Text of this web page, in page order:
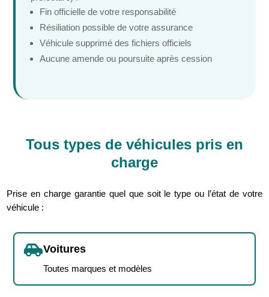
Fin officielle de votre responsabilité
Résiliation possible de votre assurance
Véhicule supprimé des fichiers officiels
Aucune amende ou poursuite après cession
Tous types de véhicules pris en
charge
Prise en charge garantie quel que soit le type ou l’état de votre
véhicule :
Voitures
Toutes marques et modèles